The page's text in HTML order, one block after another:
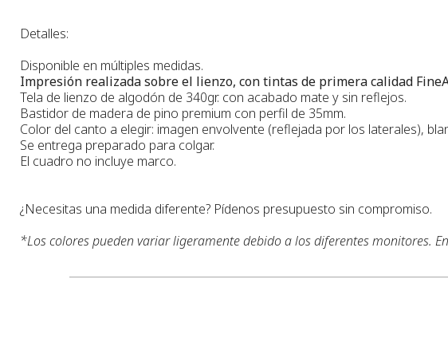
Detalles:
Disponible en múltiples medidas.
Impresión realizada sobre el lienzo, con tintas de primera calidad
Tela de lienzo de algodón de 340gr. con acabado mate y sin reflejos.
Bastidor de madera de pino premium con perfil de 35mm.
Color del canto a elegir: imagen envolvente (reflejada por los laterales),
Se entrega preparado para colgar.
El cuadro no incluye marco.
¿Necesitas una medida diferente? Pídenos presupuesto sin compromiso.
*Los colores pueden variar ligeramente debido a los diferentes monitores.